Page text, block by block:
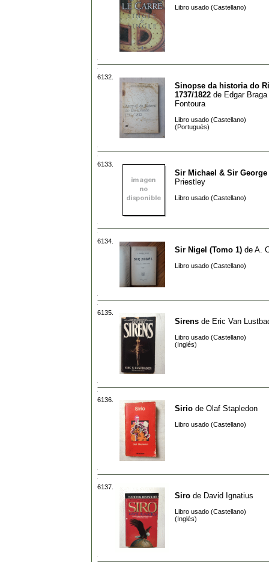
Libro usado (Castellano)
6132.
Sinopse da historia do
1737/1822 de Edgar Braga
Fontoura
Libro usado (Castellano)
(Portugués)
6133.
Sir Michael & Sir George
Priestley
Libro usado (Castellano)
6134.
Sir Nigel (Tomo 1) de A.
Libro usado (Castellano)
6135.
Sirens de Eric Van
Libro usado (Castellano)
(Inglés)
6136.
Sirio de Olaf Stapledon
Libro usado (Castellano)
6137.
Siro de David Ignatius
Libro usado (Castellano)
(Inglés)